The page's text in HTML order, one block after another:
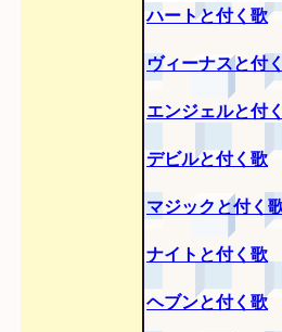
ハートと付く歌
ヴィーナスと付
エンジェルと付
デビルと付く歌
マジックと付く
ナイトと付く歌
ヘブンと付く歌